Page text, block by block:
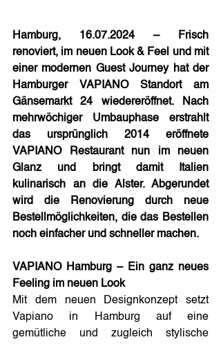
Hamburg, 16.07.2024 – Frisch
renoviert, im neuen Look & Feel und mit
einer modernen Guest Journey hat der
Hamburger VAPIANO Standort am
Gänsemarkt 24 wiedereröffnet. Nach
mehrwöchiger Umbauphase erstrahlt
das ursprünglich 2014 eröffnete
VAPIANO Restaurant nun im neuen
Glanz und bringt damit Italien
kulinarisch an die Alster. Abgerundet
wird die Renovierung durch neue
Bestellmöglichkeiten, die das Bestellen
noch einfacher und schneller machen.
VAPIANO Hamburg – Ein ganz neues
Feeling im neuen Look
Mit dem neuen Designkonzept setzt
Vapiano in Hamburg auf eine
gemütliche und zugleich stylische